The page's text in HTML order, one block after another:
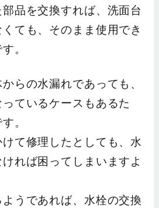
品を交換すれば、洗面台
ても、そのまま使用でき
。
らの水漏れであっても、
ているケースもあるた
。
て修理したとしても、水
れば困ってしまいますよ
うであれば、水栓の交換